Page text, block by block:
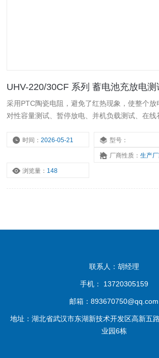
UHV-220/30CF 系列 蓄电池充放电测
采用PTC陶瓷电阻，避免了红热现象，使整个
对性容量测试、暂停放电、并机负载测试、在线
时间：2026-05-21 型号：
厂商性质： 生产
浏览量： 148
联系人：胡经理
手机： 13720305159
邮箱：893670750@qq.com
地址：湖北省武汉市东湖新技术开发区高新五
业园6栋